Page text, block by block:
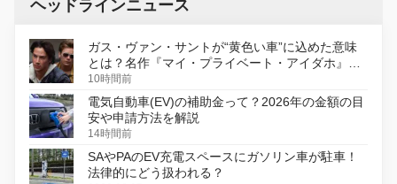
ヘッドラインニュース
ガス・ヴァン・サントが“黄色い車”に込めた意味
とは？名作『マイ・プライベート・アイダホ』が
初のデジタルリマスター版で復活
10時間前
電気自動車(EV)の補助金って？2026年の金額の目
安や申請方法を解説
14時間前
SAやPAのEV充電スペースにガソリン車が駐車！
法律的にどう扱われる？